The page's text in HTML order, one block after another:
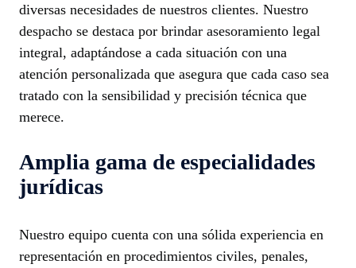
diversas necesidades de nuestros clientes. Nuestro
despacho se destaca por brindar asesoramiento legal
integral, adaptándose a cada situación con una
atención personalizada que asegura que cada caso sea
tratado con la sensibilidad y precisión técnica que
merece.
Amplia gama de especialidades
jurídicas
Nuestro equipo cuenta con una sólida experiencia en
representación en procedimientos civiles, penales,